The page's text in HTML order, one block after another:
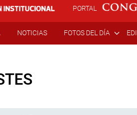
PORTAL
NOTICIAS FOTOS DEL DÍA